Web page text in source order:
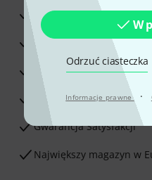
W
Odrzuć ciasteczka
Informacje prawne ·
3-letnia Gwarancja
30-dniowa gwarancja
Serwis Naprawczy
Porada naszych
Gwarancja Satysfakcji
Największy magazyn w